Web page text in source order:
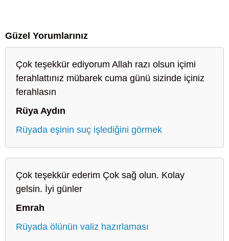
Güzel Yorumlarınız
Çok teşekkür ediyorum Allah razı olsun içimi
ferahlattınız mübarek cuma günü sizinde içiniz
ferahlasın
Rüya Aydın
Rüyada eşinin suç işlediğini görmek
Çok teşekkür ederim Çok sağ olun. Kolay
gelsin. İyi günler
Emrah
Rüyada ölünün valiz hazırlaması